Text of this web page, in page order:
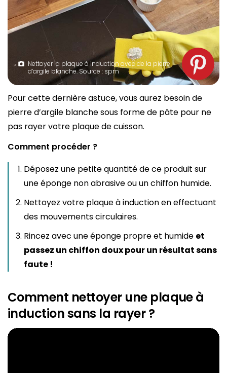
Nettoyer la plaque à induction avec de la pierre
d’argile blanche. Source : spm
Pour cette dernière astuce, vous aurez besoin de
pierre d’argile blanche sous forme de pâte pour ne
pas rayer votre plaque de cuisson.
Comment procéder ?
Déposez une petite quantité de ce produit sur
une éponge non abrasive ou un chiffon humide.
Nettoyez votre plaque à induction en effectuant
des mouvements circulaires.
Rincez avec une éponge propre et humide et
passez un chiffon doux pour un résultat sans
faute !
Comment nettoyer une plaque à
induction sans la rayer ?